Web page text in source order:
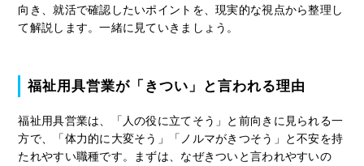
向き、就活で確認したいポイントを、現実的な視点から整理し
て解説します。一緒に見ていきましょう。
福祉用具営業が「きつい」と言われる理由
福祉用具営業は、「人の役に立てそう」と前向きに見られる一
方で、「体力的に大変そう」「ノルマがきつそう」と不安を持
たれやすい職種です。まずは、なぜきついと言われやすいの